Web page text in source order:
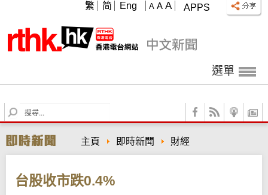
APPS
A A A
繁 简 Eng
選單
S
e
r
c
主頁 即時新聞 財經
台股收市跌0.4%